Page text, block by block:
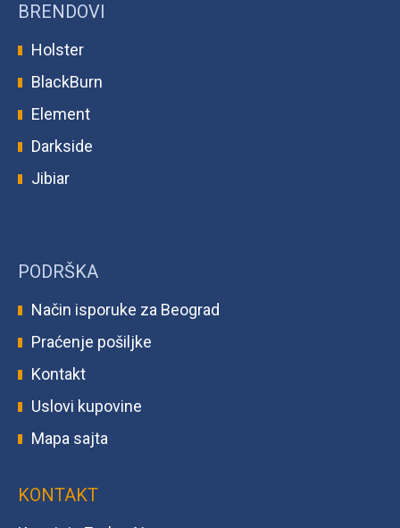
BRENDOVI
Holster
BlackBurn
Element
Darkside
Jibiar
PODRŠKA
Način isporuke za Beograd
Praćenje pošiljke
Kontakt
Uslovi kupovine
Mapa sajta
KONTAKT